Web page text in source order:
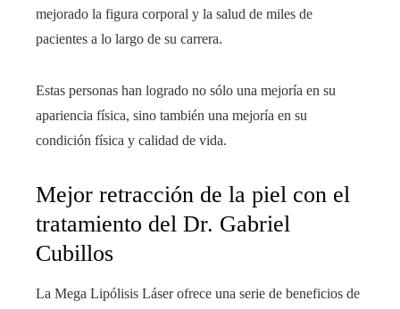
mejorado la figura corporal y la salud de miles de
pacientes a lo largo de su carrera.
Estas personas han logrado no sólo una mejoría en su
apariencia física, sino también una mejoría en su
condición física y calidad de vida.
Mejor retracción de la piel con el
tratamiento del Dr. Gabriel
Cubillos
La Mega Lipólisis Láser ofrece una serie de beneficios de